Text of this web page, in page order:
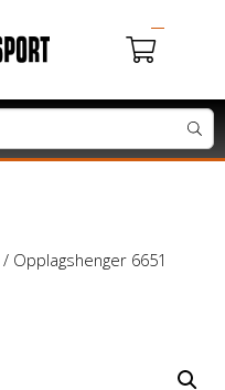
/ Opplagshenger 6651